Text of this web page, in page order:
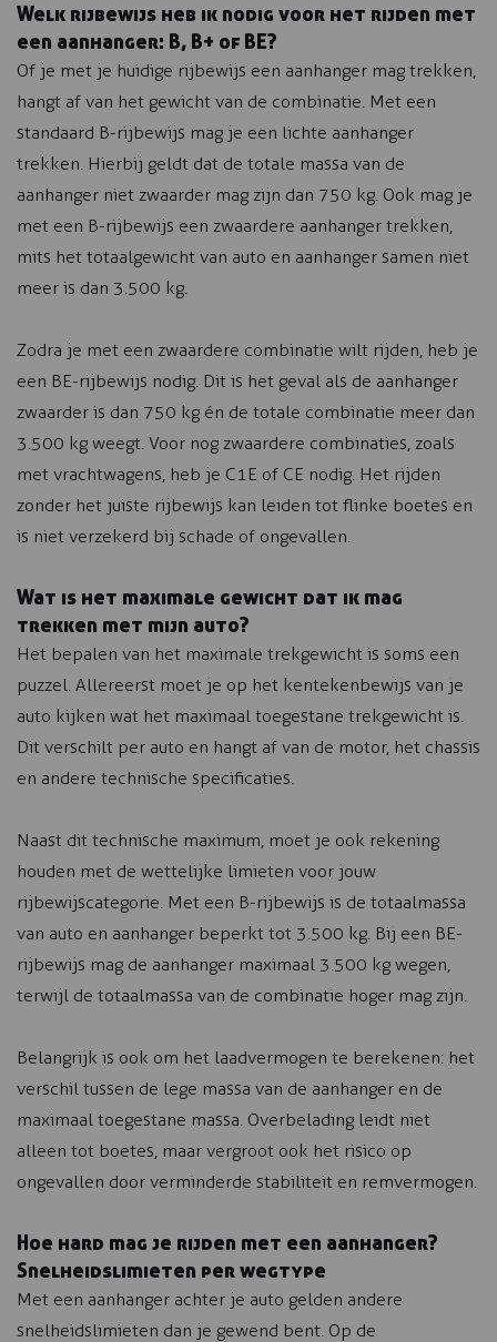
Welk rijbewijs heb ik nodig voor het rijden met
een aanhanger: B, B+ of BE?
Of je met je huidige rijbewijs een aanhanger mag trekken,
hangt af van het gewicht van de combinatie. Met een
standaard B-rijbewijs mag je een lichte aanhanger
trekken. Hierbij geldt dat de totale massa van de
aanhanger niet zwaarder mag zijn dan 750 kg. Ook mag je
met een B-rijbewijs een zwaardere aanhanger trekken,
mits het totaalgewicht van auto en aanhanger samen niet
meer is dan 3.500 kg.
Zodra je met een zwaardere combinatie wilt rijden, heb je
een BE-rijbewijs nodig. Dit is het geval als de aanhanger
zwaarder is dan 750 kg én de totale combinatie meer dan
3.500 kg weegt. Voor nog zwaardere combinaties, zoals
met vrachtwagens, heb je C1E of CE nodig. Het rijden
zonder het juiste rijbewijs kan leiden tot flinke boetes en
is niet verzekerd bij schade of ongevallen.
Wat is het maximale gewicht dat ik mag
trekken met mijn auto?
Het bepalen van het maximale trekgewicht is soms een
puzzel. Allereerst moet je op het kentekenbewijs van je
auto kijken wat het maximaal toegestane trekgewicht is.
Dit verschilt per auto en hangt af van de motor, het chassis
en andere technische specificaties.
Naast dit technische maximum, moet je ook rekening
houden met de wettelijke limieten voor jouw
rijbewijscategorie. Met een B-rijbewijs is de totaalmassa
van auto en aanhanger beperkt tot 3.500 kg. Bij een BE-
rijbewijs mag de aanhanger maximaal 3.500 kg wegen,
terwijl de totaalmassa van de combinatie hoger mag zijn.
Belangrijk is ook om het laadvermogen te berekenen: het
verschil tussen de lege massa van de aanhanger en de
maximaal toegestane massa. Overbelading leidt niet
alleen tot boetes, maar vergroot ook het risico op
ongevallen door verminderde stabiliteit en remvermogen.
Hoe hard mag je rijden met een aanhanger?
Snelheidslimieten per wegtype
Met een aanhanger achter je auto gelden andere
snelheidslimieten dan je gewend bent. Op de